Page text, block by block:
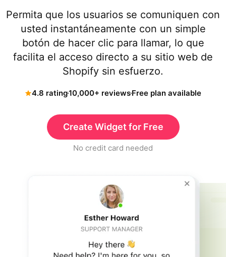
Permita que los usuarios se comuniquen con
usted instantáneamente con un simple
botón de hacer clic para llamar, lo que
facilita el acceso directo a su sitio web de
Shopify sin esfuerzo.
4.8 rating10,000+ reviewsFree plan available
Create Widget for Free
No credit card needed